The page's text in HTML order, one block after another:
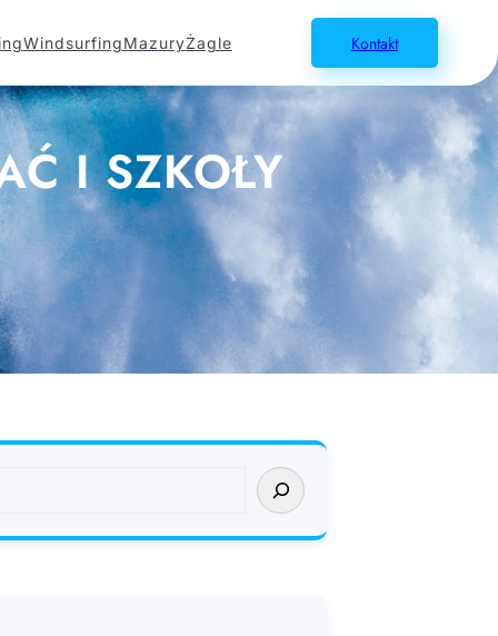
WindsurfingMazuryŻagle Kontakt
I SZKOŁY